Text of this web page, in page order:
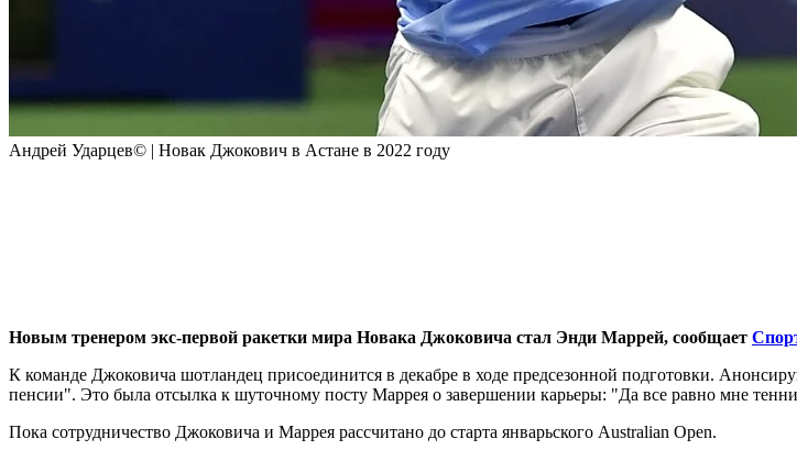
Андрей Ударцев© | Новак Джокович в Астане в 2022 году
Новым тренером экс-первой ракетки мира Новака Джоковича стал Энди Маррей, сообщает
К команде Джоковича шотландец присоединится в декабре в ходе предсезонной подготовки.
пенсии". Это была отсылка к шуточному посту Маррея о завершении карьеры: "Да все равно мне
Пока сотрудничество Джоковича и Маррея рассчитано до старта январьского Australian Open.